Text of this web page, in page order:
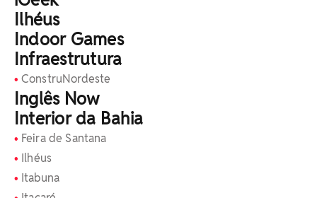
⁠Ilhéus
Indoor Games
Infraestrutura
ConstruNordeste
Inglês Now
Interior da Bahia
Feira de Santana
⁠Ilhéus
Itabuna